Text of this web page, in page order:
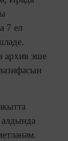
7 ел
архив эше